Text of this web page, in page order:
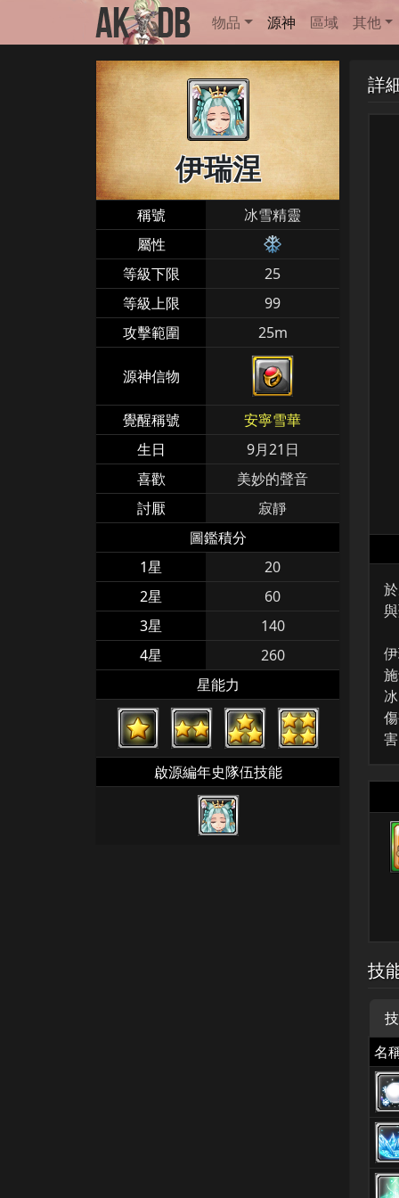
物品 源神 區域 其他
伊瑞涅
稱號
冰雪精靈
屬性
等級下限
25
等級上限
99
攻擊範圍
25m
源神信物
覺醒稱號
安寧雪華
生日
9月21日
喜歡
美妙的聲音
討厭
寂靜
圖鑑積分
1星
20
2星
60
3星
140
4星
260
星能力
啟源編年史隊伍技能
詳
技
名